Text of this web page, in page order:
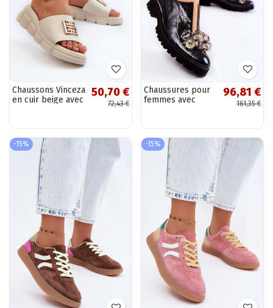
Chaussons Vinceza
en cuir beige avec
50,70 €
72,43 €
Chaussures pour
femmes avec
96,81 €
161,35 €
-15% -15%